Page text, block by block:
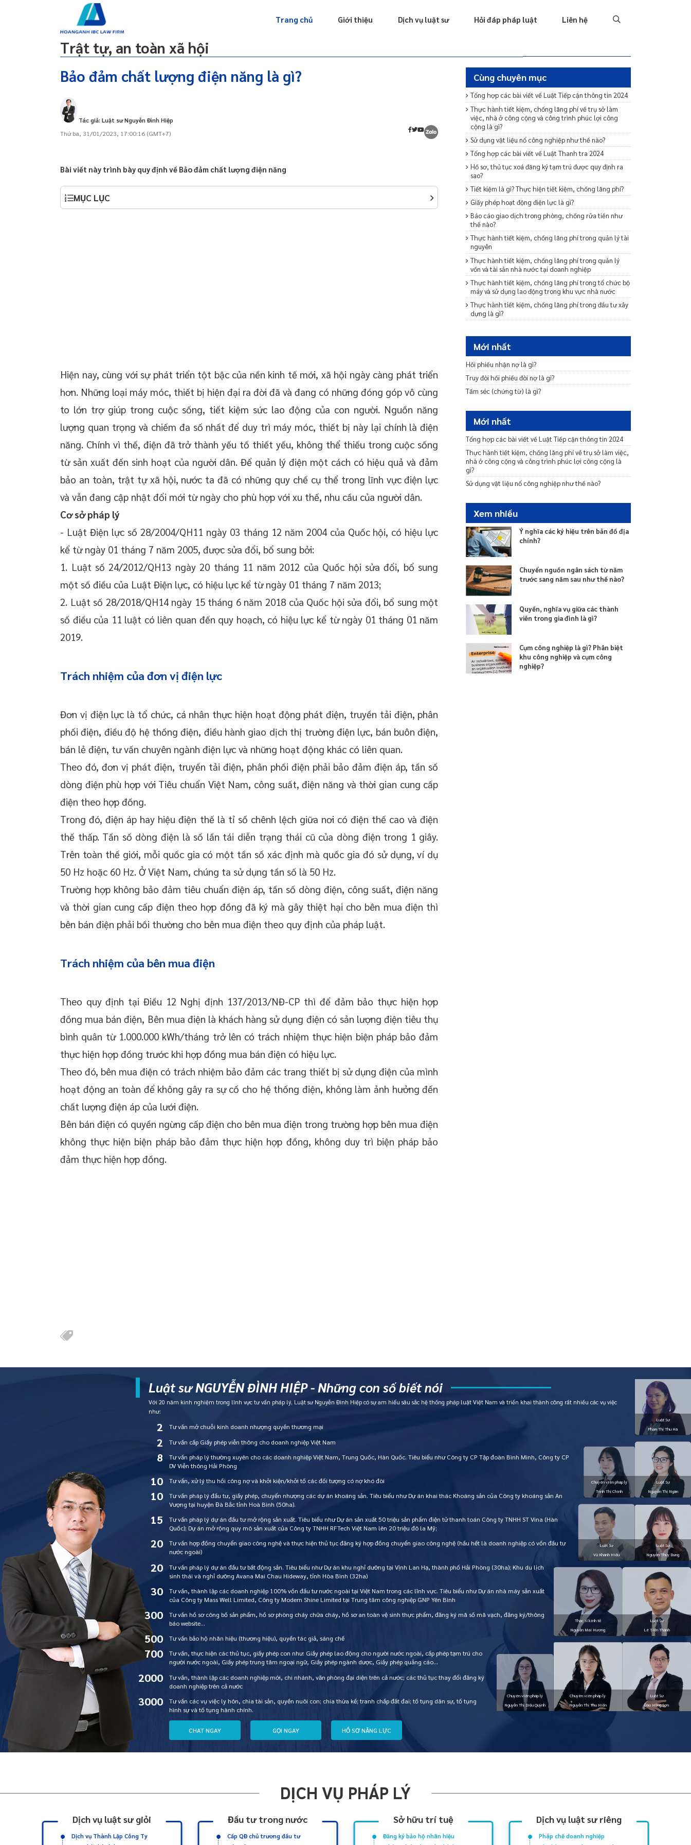
Trang chủ Giới thiệu Dịch vụ luật sư Hỏi đáp pháp luật Liên hệ
Dự án đầu tư Hôn nhân & Gia đình
Trật tự, an toàn xã hội
Bảo đảm chất lượng điện năng là gì?
Tác giả: Luật sư Nguyễn Đình Hiệp
Thứ ba, 31/01/2023, 17:00:16 (GMT+7)
Bài viết này trình bày quy định về Bảo đảm chất lượng điện năng
MỤC LỤC
Trách nhiệm của bên mua điện
nghiệp tại Đà
Hiện nay, cùng với sự phát triển tột bậc của nền kinh tế mới, xã hội ngày càng phát triển
hơn. Những loại máy móc, thiết bị hiện đại ra đời đã và đang có những đóng góp vô cùng
to lớn trợ giúp trong cuộc sống, tiết kiệm sức lao động của con người. Nguồn năng
lượng quan trọng và chiếm đa số nhất để duy trì máy móc, thiết bị này lại chính là điện
năng. Chính vì thế, điện đã trở thành yếu tố thiết yếu, không thể thiếu trong cuộc sống
từ sản xuất đến sinh hoạt của người dân. Để quản lý điện một cách có hiệu quả và đảm
bảo an toàn, trật tự xã hội, nước ta đã có những quy chế cụ thể trong lĩnh vực điện lực
và vẫn đang cập nhật đổi mới từ ngày cho phù hợp với xu thế, nhu cầu của người dân.
Cơ sở pháp lý
- Luật Điện lực số 28/2004/QH11 ngày 03 tháng 12 năm 2004 của Quốc hội, có hiệu lực
kể từ ngày 01 tháng 7 năm 2005, được sửa đổi, bổ sung bởi:
1. Luật số 24/2012/QH13 ngày 20 tháng 11 năm 2012 của Quốc hội sửa đổi, bổ sung
một số điều của Luật Điện lực, có hiệu lực kể từ ngày 01 tháng 7 năm 2013;
2. Luật số 28/2018/QH14 ngày 15 tháng 6 năm 2018 của Quốc hội sửa đổi, bổ sung một
số điều của 11 luật có liên quan đến quy hoạch, có hiệu lực kể từ ngày 01 tháng 01 năm
2019.
Trách nhiệm của đơn vị điện lực
Đơn vị điện lực là tổ chức, cá nhân thực hiện hoạt động phát điện, truyền tải điện, phân
phối điện, điều độ hệ thống điện, điều hành giao dịch thị trường điện lực, bán buôn điện,
bán lẻ điện, tư vấn chuyên ngành điện lực và những hoạt động khác có liên quan.
Theo đó, đơn vị phát điện, truyền tải điện, phân phối điện phải bảo đảm điện áp, tần số
dòng điện phù hợp với Tiêu chuẩn Việt Nam, công suất, điện năng và thời gian cung cấp
điện theo hợp đồng.
Trong đó, điện áp hay hiệu điện thế là tỉ số chênh lệch giữa nơi có điện thế cao và điện
thế thấp. Tần số dòng điện là số lần tái diễn trạng thái cũ của dòng điện trong 1 giây.
Trên toàn thế giới, mỗi quốc gia có một tần số xác định mà quốc gia đó sử dụng, ví dụ
50 Hz hoặc 60 Hz. Ở Việt Nam, chúng ta sử dụng tần số là 50 Hz.
Trường hợp không bảo đảm tiêu chuẩn điện áp, tần số dòng điện, công suất, điện năng
và thời gian cung cấp điện theo hợp đồng đã ký mà gây thiệt hại cho bên mua điện thì
bên bán điện phải bồi thường cho bên mua điện theo quy định của pháp luật.
Trách nhiệm của bên mua điện
Theo quy định tại Điều 12 Nghị định 137/2013/NĐ-CP thì để đảm bảo thực hiện hợp
đồng mua bán điện, Bên mua điện là khách hàng sử dụng điện có sản lượng điện tiêu thụ
bình quân từ 1.000.000 kWh/tháng trở lên có trách nhiệm thực hiện biện pháp bảo đảm
thực hiện hợp đồng trước khi hợp đồng mua bán điện có hiệu lực.
Theo đó, bên mua điện có trách nhiệm bảo đảm các trang thiết bị sử dụng điện của mình
hoạt động an toàn để không gây ra sự cố cho hệ thống điện, không làm ảnh hưởng đến
chất lượng điện áp của lưới điện.
Bên bán điện có quyền ngừng cấp điện cho bên mua điện trong trường hợp bên mua điện
không thực hiện biện pháp bảo đảm thực hiện hợp đồng, không duy trì biện pháp bảo
đảm thực hiện hợp đồng.
Cùng chuyên mục
Tổng hợp các bài viết về Luật Tiếp cận thông tin 2024
Thực hành tiết kiệm, chống lãng phí về trụ sở làm
việc, nhà ở công cộng và công trình phúc lợi công
cộng là gì?
Sử dụng vật liệu nổ công nghiệp như thế nào?
Tổng hợp các bài viết về Luật Thanh tra 2024
Hồ sơ, thủ tục xoá đăng ký tạm trú được quy định ra
sao?
Tiết kiệm là gì? Thực hiện tiết kiệm, chống lãng phí?
Giấy phép hoạt động điện lực là gì?
Báo cáo giao dịch trong phòng, chống rửa tiền như
thế nào?
Thực hành tiết kiệm, chống lãng phí trong quản lý tài
nguyên
Thực hành tiết kiệm, chống lãng phí trong quản lý
vốn và tài sản nhà nước tại doanh nghiệp
Thực hành tiết kiệm, chống lãng phí trong tổ chức bộ
máy và sử dụng lao động trong khu vực nhà nước
Thực hành tiết kiệm, chống lãng phí trong đầu tư xây
dựng là gì?
phương tiện đi lại và phương tiện, thiết bị làm việc
của cơ quan, tổ chức trong khu vực nhà nước
Thực hành tiết kiệm, chống lãng phí trong quản lý
ngân sách Nhà nước như thế nào?
Thực hành tiết kiệm, chống lãng phí trong việc ban
hành, thực hiện định mức, tiêu chuẩn, chế độ như
thế nào?
Xử lý thông tin phát hiện lãng phí như thế nào?
Tại sao phải công khai về thực hành tiết kiệm, chống
lãng phí?
Biện pháp tạm thời trong phòng, chống rửa tiền là gì?
Xây dựng quy định nội về phòng, chống rửa tiền như
thế nào?
Quyền tự do báo chí, quyền tự do ngôn luận trên báo
Mới nhất
Hối phiếu nhận nợ là gì?
Truy đòi hối phiếu đòi nợ là gì?
Tấm séc (chứng từ) là gì?
Mới nhất
Tổng hợp các bài viết về Luật Tiếp cận thông tin 2024
Thực hành tiết kiệm, chống lãng phí về trụ sở làm việc,
nhà ở công cộng và công trình phúc lợi công cộng là
gì?
Sử dụng vật liệu nổ công nghiệp như thế nào?
Xem nhiều
Ý nghĩa các ký hiệu trên bản đồ địa
chính?
Chuyển nguồn ngân sách từ năm
trước sang năm sau như thế nào?
Quyền, nghĩa vụ giữa các thành
viên trong gia đình là gì?
Cụm công nghiệp là gì? Phân biệt
khu công nghiệp và cụm công
nghiệp?
Luật sư NGUYỄN ĐÌNH HIỆP - Những con số biết nói
Với 20 năm kinh nghiệm trong lĩnh vực tư vấn pháp lý, Luật sư Nguyễn Đình Hiệp có sự am hiểu sâu sắc hệ thống pháp luật Việt Nam và triển khai thành công rất nhiều các vụ việc
như:
2 Tư vấn mở chuỗi kinh doanh nhượng quyền thương mại
2 Tư vấn cấp Giấy phép viễn thông cho doanh nghiệp Việt Nam
8
Tư vấn pháp lý thường xuyên cho các doanh nghiệp Việt Nam, Trung Quốc, Hàn Quốc. Tiêu biểu như Công ty CP Tập đoàn Bình Minh, Công ty CP
DV Viễn thông Hải Phòng
10 Tư vấn, xử lý thu hồi công nợ và khởi kiện/khởi tố các đối tượng có nợ khó đòi
10
Tư vấn pháp lý đầu tư, giấy phép, chuyển nhượng các dự án khoáng sản. Tiêu biểu như Dự án khai thác Khoáng sản của Công ty khoáng sản An
Vượng tại huyện Đà Bắc tỉnh Hoà Bình (50ha).
15
Tư vấn pháp lý dự án đầu tư mở rộng sản xuất. Tiêu biểu như Dự án sản xuất 50 triệu sản phẩm điện tử thanh toán Công ty TNHH ST Vina (Hàn
Quốc); Dự án mở rộng quy mô sản xuất của Công ty TNHH RFTech Việt Nam lên 20 triệu đô la Mỹ;
20
Tư vấn hợp đồng chuyển giao công nghệ và thực hiện thủ tục đăng ký hợp đồng chuyển giao công nghệ (hầu hết là doanh nghiệp có vốn đầu tư
nước ngoài)
20
Tư vấn pháp lý dự án đầu tư bất động sản. Tiêu biểu như Dự án khu nghỉ dưỡng tại Vịnh Lan Hạ, thành phố Hải Phòng (30ha); Khu du lịch
sinh thái và nghỉ dưỡng Avana Mai Chau Hideway, tỉnh Hòa Bình (32ha)
30
Tư vấn, thành lập các doanh nghiệp 100% vốn đầu tư nước ngoài tại Việt Nam trong các lĩnh vực. Tiêu biểu như Dự án nhà máy sản xuất
của Công ty Mass Well Limited, Công ty Modern Shine Limited tại Trung tâm công nghiệp GNP Yên Bình
300
Tư vấn hồ sơ công bố sản phẩm, hồ sơ phòng cháy chữa cháy, hồ sơ an toàn vệ sinh thực phẩm, đăng ký mã số mã vạch, đăng ký/thông
báo website…
500 Tư vấn bảo hộ nhãn hiệu (thương hiệu), quyền tác giả, sáng chế
700
Tư vấn, thực hiện các thủ tục, giấy phép con như: Giấy phép lao động cho người nước ngoài, cấp phép tạm trú cho
người nước ngoài, Giấy phép trung tâm ngoại ngữ, Giấy phép ngành dược, Giấy phép quảng cáo…
2000
Tư vấn, thành lập các doanh nghiệp mới, chi nhánh, văn phòng đại diện trên cả nước; các thủ tục thay đổi đăng ký
doanh nghiệp trên cả nước
3000
Tư vấn các vụ việc ly hôn, chia tài sản, quyền nuôi con; chia thừa kế; tranh chấp đất đai; tố tụng dân sự, tố tụng
hình sự và tố tụng hành chính.
CHATNGAY GỌI NGAY HỒ SƠ NĂNG LỰC
DỊCH VỤ PHÁP LÝ
Dịch vụ luật sư giỏi
Dịch vụ Thành Lập Công Ty
Đầu tư trong nước
Cấp QĐ chủ trương đầu tư
Sở hữu trí tuệ
Đăng ký bảo hộ nhãn hiệu
Dịch vụ luật sư riêng
Pháp chế doanh nghiệp